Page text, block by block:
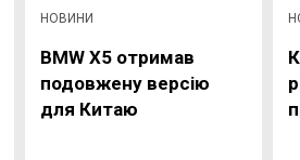
НОВИНИ
BMW X5 отримав
подовжену версію
для Китаю